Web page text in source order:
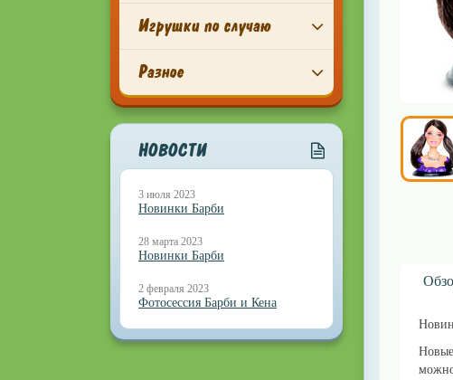
Игрушки по случаю
Разное
НОВОСТИ
3 июля 2023
Новинки Барби
28 марта 2023
Новинки Барби
2 февраля 2023
Фотосессия Барби и Кена